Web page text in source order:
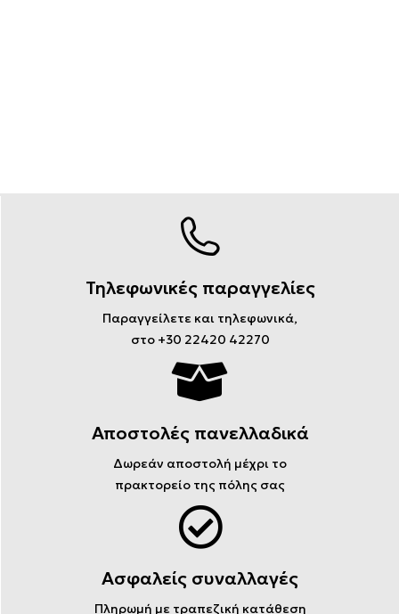
Τηλεφωνικές παραγγελίες
Παραγγείλετε και τηλεφωνικά,
στο +30 22420 42270
Αποστολές πανελλαδικά
Δωρεάν αποστολή μέχρι το
πρακτορείο της πόλης σας
Ασφαλείς συναλλαγές
Πληρωμή με τραπεζική κατάθεση